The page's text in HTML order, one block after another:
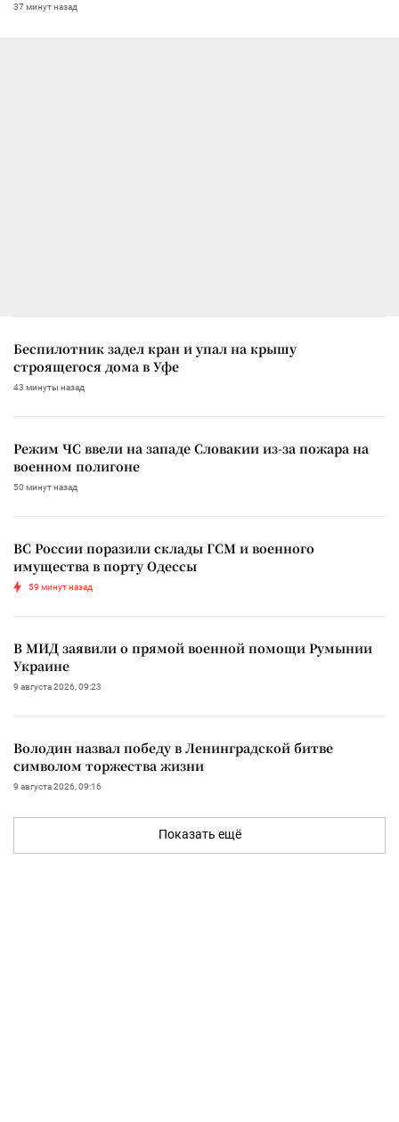
37 минут назад
Беспилотник задел кран и упал на крышу
строящегося дома в Уфе
43 минуты назад
Режим ЧС ввели на западе Словакии из-за пожара на
военном полигоне
50 минут назад
ВС России поразили склады ГСМ и военного
имущества в порту Одессы
59 минут назад
В МИД заявили о прямой военной помощи Румынии
Украине
9 августа 2026, 09:23
Володин назвал победу в Ленинградской битве
символом торжества жизни
9 августа 2026, 09:16
Показать ещё